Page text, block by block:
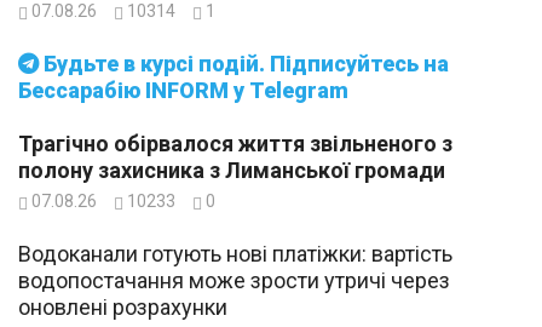
Будьте в курсі подій. Підписуйтесь на
Бессарабію INFORM у Telegram
07.08.26 10314 1
Трагічно обірвалося життя звільненого з
полону захисника з Лиманської громади
07.08.26 10233 0
Водоканали готують нові платіжки: вартість
водопостачання може зрости утричі через
оновлені розрахунки